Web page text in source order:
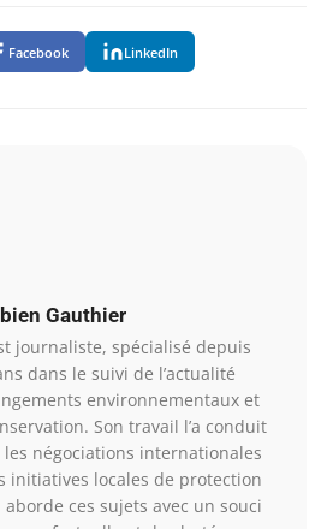
Facebook LinkedIn
Gauthier
journaliste, spécialisé depuis
dans le suivi de l’actualité
environnementaux et
Son travail l’a conduit
négociations internationales
initiatives locales de protection
ces sujets avec un souci